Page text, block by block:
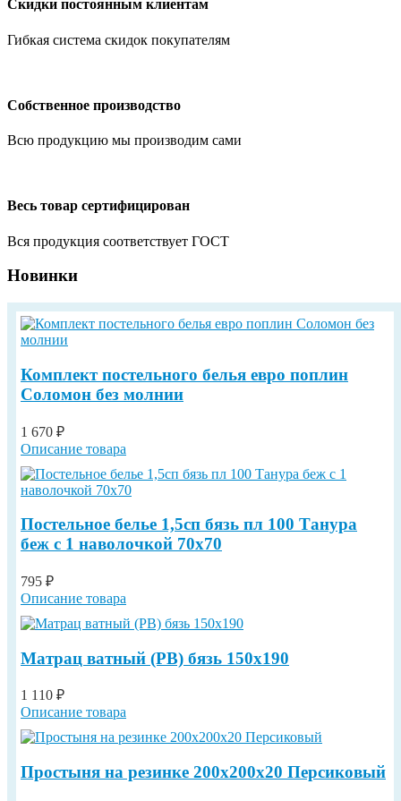
Скидки постоянным клиентам
Гибкая система скидок покупателям
Собственное производство
Всю продукцию мы производим сами
Весь товар сертифицирован
Вся продукция соответствует ГОСТ
Новинки
Комплект постельного белья евро поплин
Соломон без молнии
1 670 ₽
Описание товара
Постельное белье 1,5сп бязь пл 100 Танура
беж с 1 наволочкой 70х70
795 ₽
Описание товара
Матрац ватный (РВ) бязь 150х190
1 110 ₽
Описание товара
Простыня на резинке 200х200х20 Персиковый